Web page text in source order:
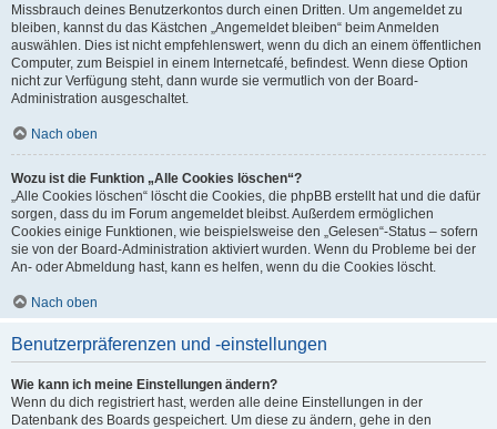
Missbrauch deines Benutzerkontos durch einen Dritten. Um angemeldet zu
bleiben, kannst du das Kästchen „Angemeldet bleiben“ beim Anmelden
auswählen. Dies ist nicht empfehlenswert, wenn du dich an einem öffentlichen
Computer, zum Beispiel in einem Internetcafé, befindest. Wenn diese Option
nicht zur Verfügung steht, dann wurde sie vermutlich von der Board-
Administration ausgeschaltet.
Nach oben
Wozu ist die Funktion „Alle Cookies löschen“?
„Alle Cookies löschen“ löscht die Cookies, die phpBB erstellt hat und die dafür
sorgen, dass du im Forum angemeldet bleibst. Außerdem ermöglichen
Cookies einige Funktionen, wie beispielsweise den „Gelesen“-Status – sofern
sie von der Board-Administration aktiviert wurden. Wenn du Probleme bei der
An- oder Abmeldung hast, kann es helfen, wenn du die Cookies löscht.
Nach oben
Benutzerpräferenzen und -einstellungen
Wie kann ich meine Einstellungen ändern?
Wenn du dich registriert hast, werden alle deine Einstellungen in der
Datenbank des Boards gespeichert. Um diese zu ändern, gehe in den